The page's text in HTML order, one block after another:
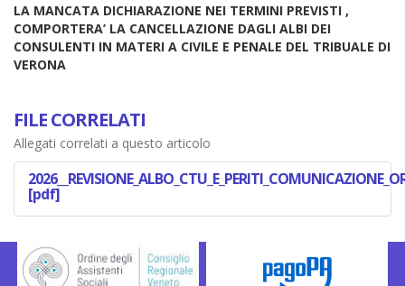
LA MANCATA DICHIARAZIONE NEI TERMINI PREVISTI ,
COMPORTERA’ LA CANCELLAZIONE DAGLI ALBI DEI
CONSULENTI IN MATERI A CIVILE E PENALE DEL TRIBUALE DI
VERONA
FILE CORRELATI
Allegati correlati a questo articolo
[pdf]